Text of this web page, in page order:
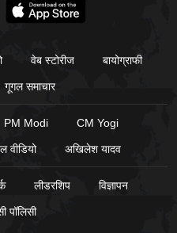
वेब स्टोरीज बायोग्राफी
गूगल समाचार
PM Modi CM Yogi
वीडियो अखिलेश यादव
लीडरशिप विज्ञापन
पॉलिसी